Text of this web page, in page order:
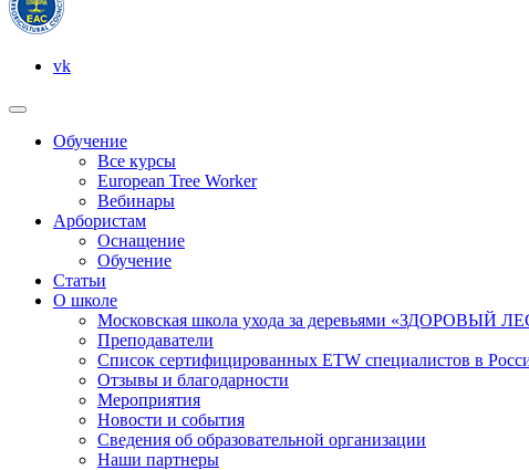
vk
Обучение
Все курсы
European Tree Worker
Вебинары
Арбористам
Оснащение
Обучение
Статьи
О школе
Московская школа ухода за деревьями «ЗДОРОВЫЙ
Преподаватели
Список сертифицированных ETW специалистов в
Отзывы и благодарности
Мероприятия
Новости и события
Сведения об образовательной организации
Наши партнеры